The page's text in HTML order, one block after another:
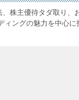
株主優待タダ取り、
ィングの魅力を中心